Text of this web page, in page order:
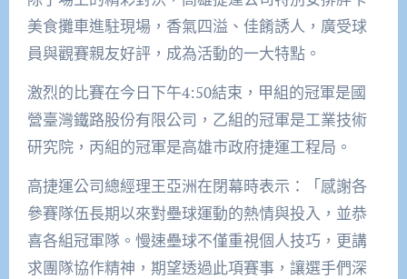
美食攤車進駐現場，香氣四溢、佳餚誘人，廣受球
員與觀賽親友好評，成為活動的一大特點。
激烈的比賽在今日下午4:50結束，甲組的冠軍是國
營臺灣鐵路股份有限公司，乙組的冠軍是工業技術
研究院，丙組的冠軍是高雄市政府捷運工程局。
高捷運公司總經理王亞洲在閉幕時表示：「感謝各
參賽隊伍長期以來對壘球運動的熱情與投入，並恭
喜各組冠軍隊。慢速壘球不僅重視個人技巧，更講
求團隊協作精神，期望透過此項賽事，讓選手們深